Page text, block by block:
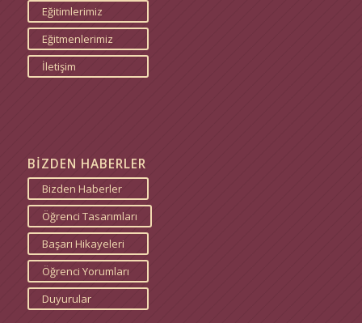
Eğitimlerimiz
Eğitmenlerimiz
İletişim
BİZDEN HABERLER
Bizden Haberler
Öğrenci Tasarımları
Başarı Hikayeleri
Öğrenci Yorumları
Duyurular